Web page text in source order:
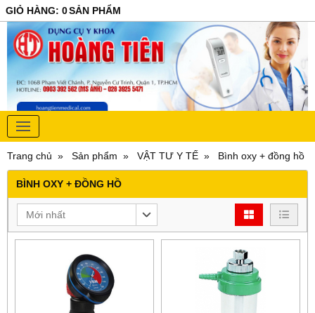
GIỎ HÀNG: 0SẢN PHẨM
Trang chủ Sản phẩm VẬT TƯ Y TẾ Bình oxy + đồng hồ
BÌNH OXY + ĐỒNG HỒ
Mới nhất